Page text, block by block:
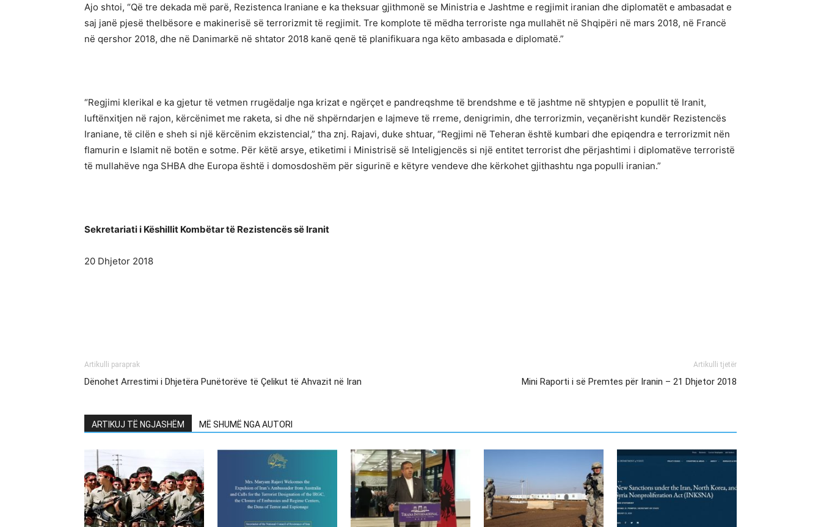
Ajo shtoi, “Që tre dekada më parë, Rezistenca Iraniane e ka theksuar gjithmonë se Ministria e Jashtme e regjimit iranian dhe diplomatët e ambasadat e
saj janë pjesë thelbësore e makinerisë së terrorizmit të regjimit. Tre komplote të mëdha terroriste nga mullahët në Shqipëri në mars 2018, në Francë
në qershor 2018, dhe në Danimarkë në shtator 2018 kanë qenë të planifikuara nga këto ambasada e diplomatë.”
“Regjimi klerikal e ka gjetur të vetmen rrugëdalje nga krizat e ngërçet e pandreqshme të brendshme e të jashtme në shtypjen e popullit të Iranit,
luftënxitjen në rajon, kërcënimet me raketa, si dhe në shpërndarjen e lajmeve të rreme, denigrimin, dhe terrorizmin, veçanërisht kundër Rezistencës
Iraniane, të cilën e sheh si një kërcënim ekzistencial,” tha znj. Rajavi, duke shtuar, “Regjimi në Teheran është kumbari dhe epiqendra e terrorizmit nën
flamurin e Islamit në botën e sotme. Për këtë arsye, etiketimi i Ministrisë së Inteligjencës si një entitet terrorist dhe përjashtimi i diplomatëve terroristë
të mullahëve nga SHBA dhe Europa është i domosdoshëm për sigurinë e këtyre vendeve dhe kërkohet gjithashtu nga populli iranian.”
Sekretariati i Këshillit Kombëtar të Rezistencës së Iranit
20 Dhjetor 2018
Artikulli paraprak
Dënohet Arrestimi i Dhjetëra Punëtorëve të Çelikut të Ahvazit në Iran
Artikulli tjetër
Mini Raporti i së Premtes për Iranin – 21 Dhjetor 2018
ARTIKUJ TË NGJASHËM MË SHUMË NGA AUTORI